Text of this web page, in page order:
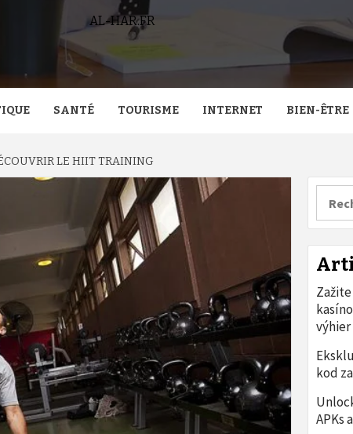
AL-HAR.FR
SANTÉ TOURISME INTERNET BIEN-ÊTRE
LE HIIT TRAINING
výhier
kod
APKs